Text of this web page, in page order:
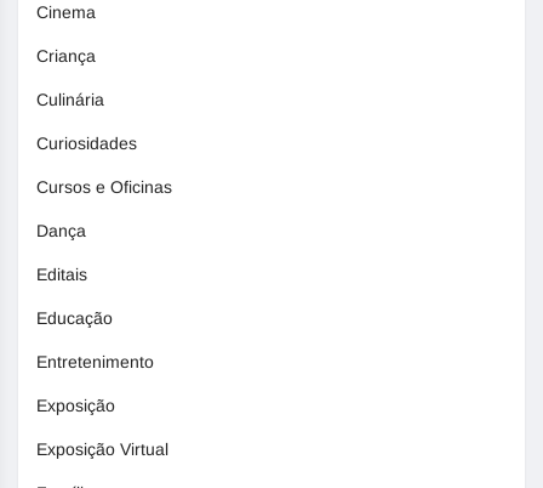
Cinema
Criança
Culinária
Curiosidades
Cursos e Oficinas
Dança
Editais
Educação
Entretenimento
Exposição
Exposição Virtual